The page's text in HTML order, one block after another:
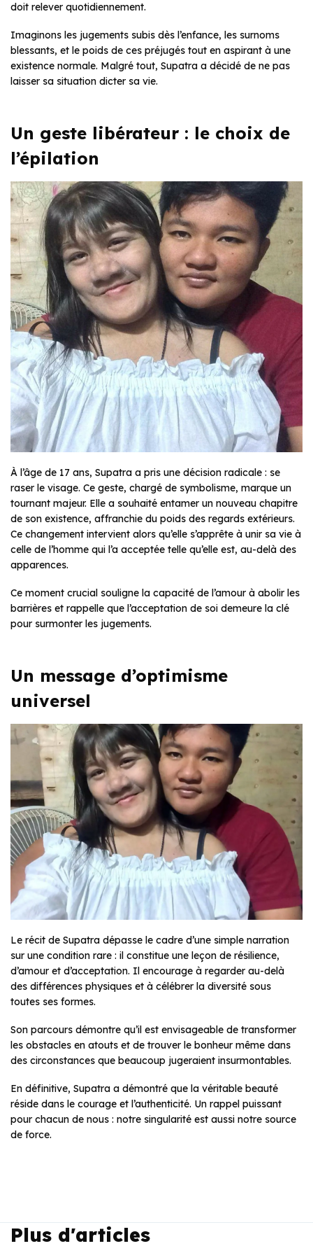
doit relever quotidiennement.
Imaginons les jugements subis dès l’enfance, les surnoms
blessants, et le poids de ces préjugés tout en aspirant à une
existence normale. Malgré tout, Supatra a décidé de ne pas
laisser sa situation dicter sa vie.
Un geste libérateur : le choix de
l’épilation
À l’âge de 17 ans, Supatra a pris une décision radicale : se
raser le visage. Ce geste, chargé de symbolisme, marque un
tournant majeur. Elle a souhaité entamer un nouveau chapitre
de son existence, affranchie du poids des regards extérieurs.
Ce changement intervient alors qu’elle s’apprête à unir sa vie à
celle de l’homme qui l’a acceptée telle qu’elle est, au-delà des
apparences.
Ce moment crucial souligne la capacité de l’amour à abolir les
barrières et rappelle que l’acceptation de soi demeure la clé
pour surmonter les jugements.
Un message d’optimisme
universel
Le récit de Supatra dépasse le cadre d’une simple narration
sur une condition rare : il constitue une leçon de résilience,
d’amour et d’acceptation. Il encourage à regarder au-delà
des différences physiques et à célébrer la diversité sous
toutes ses formes.
Son parcours démontre qu’il est envisageable de transformer
les obstacles en atouts et de trouver le bonheur même dans
des circonstances que beaucoup jugeraient insurmontables.
En définitive, Supatra a démontré que la véritable beauté
réside dans le courage et l’authenticité. Un rappel puissant
pour chacun de nous : notre singularité est aussi notre source
de force.
Plus d'articles